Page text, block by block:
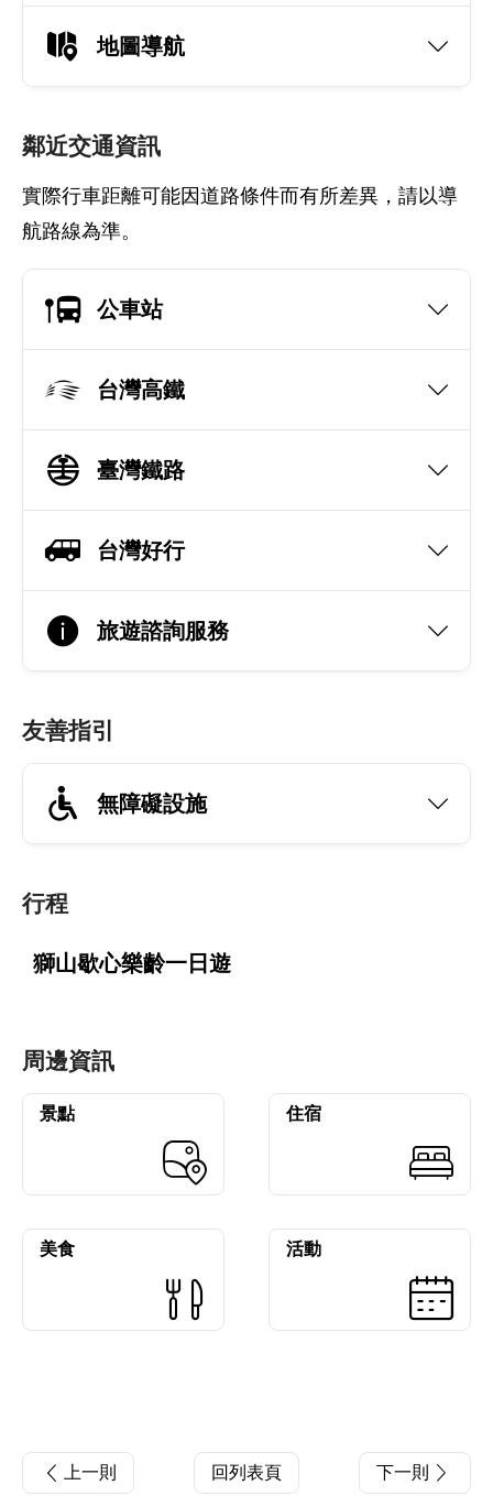
地圖導航
鄰近交通資訊
實際行車距離可能因道路條件而有所差異，請以導
航路線為準。
公車站
台灣高鐵
臺灣鐵路
台灣好行
旅遊諮詢服務
友善指引
無障礙設施
行程
獅山歇心樂齡一日遊
周邊資訊
景點 住宿
美食 活動
上一則 回列表頁 下一則